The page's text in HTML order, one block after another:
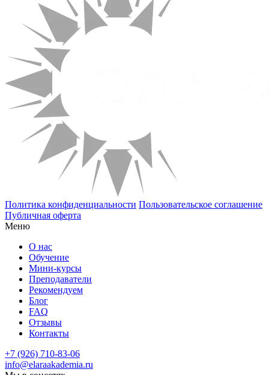
Политика конфиденциальности Пользовательское соглашение
Публичная оферта
Меню
О нас
Обучение
Мини-курсы
Преподаватели
Рекомендуем
Блог
FAQ
Отзывы
Контакты
+7 (926) 710-83-06
info@elaraakademia.ru